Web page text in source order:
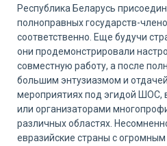
Республика Беларусь
полноправных государств-
соответственно. Еще будучи
они продемонстрировали
совместную работу, а после
большим энтузиазмом и
мероприятиях под эгидой ШОС,
или организаторами
различных областях.
евразийские страны с